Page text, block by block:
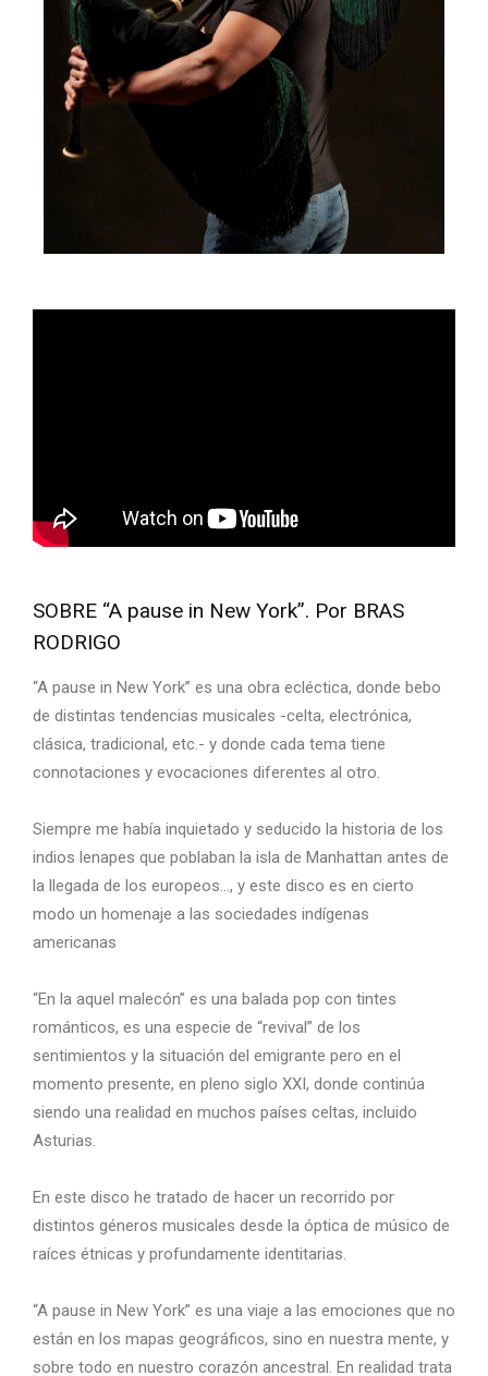
SOBRE “A pause in New York”. Por BRAS
RODRIGO
“A pause in New York” es una obra ecléctica, donde bebo
de distintas tendencias musicales -celta, electrónica,
clásica, tradicional, etc.- y donde cada tema tiene
connotaciones y evocaciones diferentes al otro.
Siempre me había inquietado y seducido la historia de los
indios lenapes que poblaban la isla de Manhattan antes de
la llegada de los europeos…, y este disco es en cierto
modo un homenaje a las sociedades indígenas
americanas
“En la aquel malecón” es una balada pop con tintes
románticos, es una especie de “revival” de los
sentimientos y la situación del emigrante pero en el
momento presente, en pleno siglo XXI, donde continúa
siendo una realidad en muchos países celtas, incluido
Asturias.
En este disco he tratado de hacer un recorrido por
distintos géneros musicales desde la óptica de músico de
raíces étnicas y profundamente identitarias.
“A pause in New York” es una viaje a las emociones que no
están en los mapas geográficos, sino en nuestra mente, y
sobre todo en nuestro corazón ancestral. En realidad trata